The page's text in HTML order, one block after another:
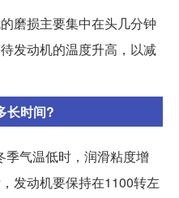
磨损主要集中在头几分钟
发动机的温度升高，以减
长时间?
气温低时，润滑粘度增
发动机要保持在1100转左